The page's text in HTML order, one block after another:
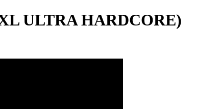
ULTRA HARDCORE)